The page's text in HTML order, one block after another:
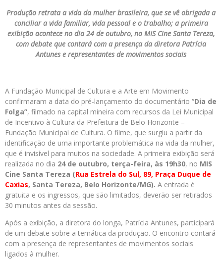
Produção retrata a vida da mulher brasileira, que se vê obrigada a
conciliar a vida familiar, vida pessoal e o trabalho; a primeira
exibição acontece no dia 24 de outubro, no MIS Cine Santa Tereza,
com debate que contará com a presença da diretora Patrícia
Antunes e representantes de movimentos sociais
A Fundação Municipal de Cultura e a Arte em Movimento
confirmaram a data do pré-lançamento do documentário “Dia de
Folga”, filmado na capital mineira com recursos da Lei Municipal
de Incentivo à Cultura da Prefeitura de Belo Horizonte –
Fundação Municipal de Cultura. O filme, que surgiu a partir da
identificação de uma importante problemática na vida da mulher,
que é invisível para muitos na sociedade. A primeira exibição será
realizada no dia 24 de outubro, terça-feira, às 19h30, no MIS
Cine Santa Tereza (Rua Estrela do Sul, 89, Praça Duque de
Caxias, Santa Tereza, Belo Horizonte/MG). A entrada é
gratuita e os ingressos, que são limitados, deverão ser retirados
30 minutos antes da sessão.
Após a exibição, a diretora do longa, Patrícia Antunes, participará
de um debate sobre a temática da produção. O encontro contará
com a presença de representantes de movimentos sociais
ligados à mulher.